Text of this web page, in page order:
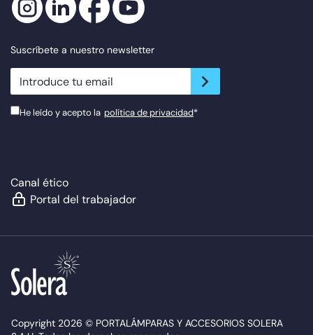
Suscríbete a nuestro newsletter
newsletter.suscribe
He leído y acepto la política de privacidad*
Canal ético
Portal del trabajador
Copyright 2026 © PORTALÁMPARAS Y ACCESORIOS SOLERA